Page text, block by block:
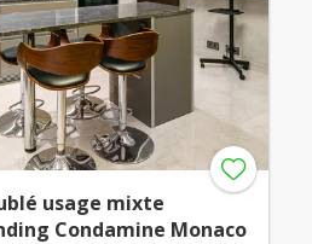
usage mixte
Condamine Monaco